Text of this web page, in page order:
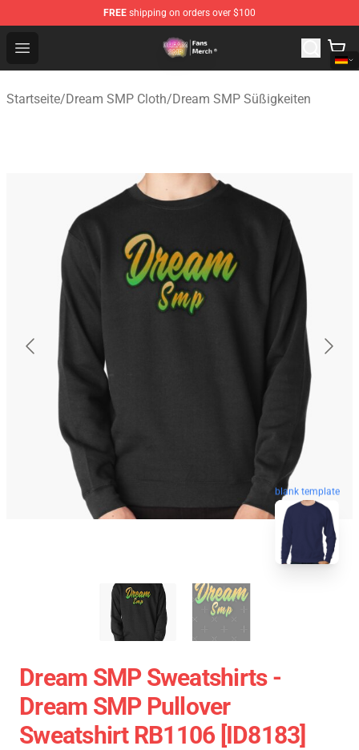
FREE shipping on orders over $100
Open menu
Dream SMP Store - Official Dream SMP Merchandise
Startseite/Dream SMP Cloth/Dream SMP Süßigkeiten
blank template
Dream SMP Sweatshirts -
Dream SMP Pullover
Sweatshirt RB1106 [ID8183]